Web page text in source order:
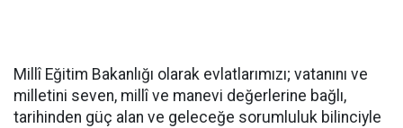
Millî Eğitim Bakanlığı olarak evlatlarımızı; vatanını ve
milletini seven, millî ve manevi değerlerine bağlı,
tarihinden güç alan ve geleceğe sorumluluk bilinciyle